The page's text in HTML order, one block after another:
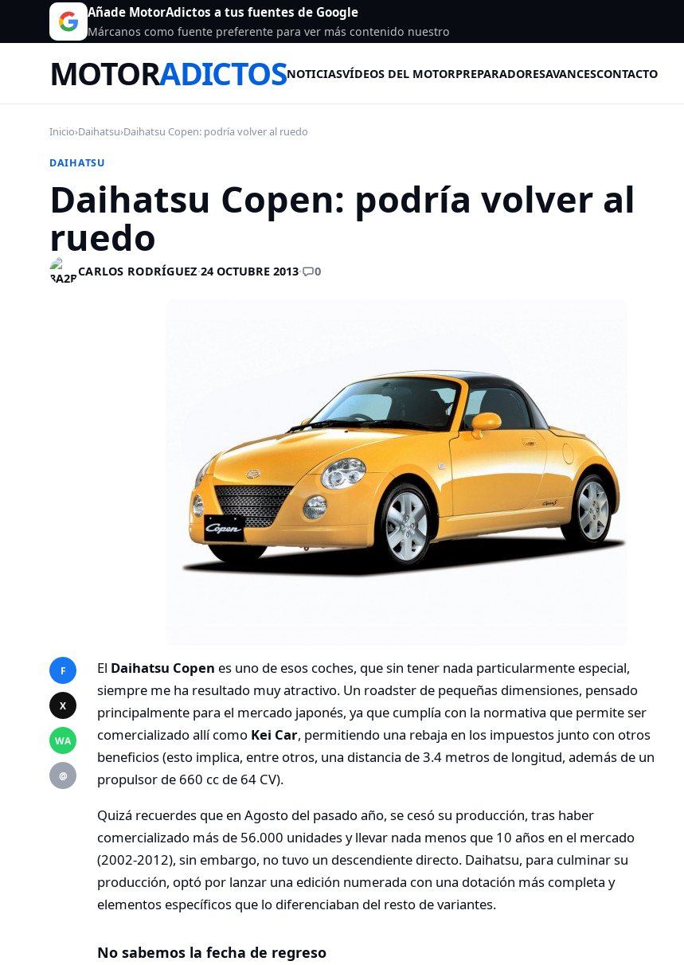
Añade MotorAdictos a tus fuentes de Google
Márcanos como fuente preferente para ver más contenido nuestro
MOTORADICTOSNOTICIASVÍDEOS DEL MOTORPREPARADORESAVANCESCONTACTO
Inicio›Daihatsu›Daihatsu Copen: podría volver al ruedo
DAIHATSU
Daihatsu Copen: podría volver al
ruedo
CARLOS RODRÍGUEZ·24 OCTUBRE 2013· 0
F
X
WA
@
El Daihatsu Copen es uno de esos coches, que sin tener nada particularmente especial,
siempre me ha resultado muy atractivo. Un roadster de pequeñas dimensiones, pensado
principalmente para el mercado japonés, ya que cumplía con la normativa que permite ser
comercializado allí como Kei Car, permitiendo una rebaja en los impuestos junto con otros
beneficios (esto implica, entre otros, una distancia de 3.4 metros de longitud, además de un
propulsor de 660 cc de 64 CV).
Quizá recuerdes que en Agosto del pasado año, se cesó su producción, tras haber
comercializado más de 56.000 unidades y llevar nada menos que 10 años en el mercado
(2002-2012), sin embargo, no tuvo un descendiente directo. Daihatsu, para culminar su
producción, optó por lanzar una edición numerada con una dotación más completa y
elementos específicos que lo diferenciaban del resto de variantes.
No sabemos la fecha de regreso